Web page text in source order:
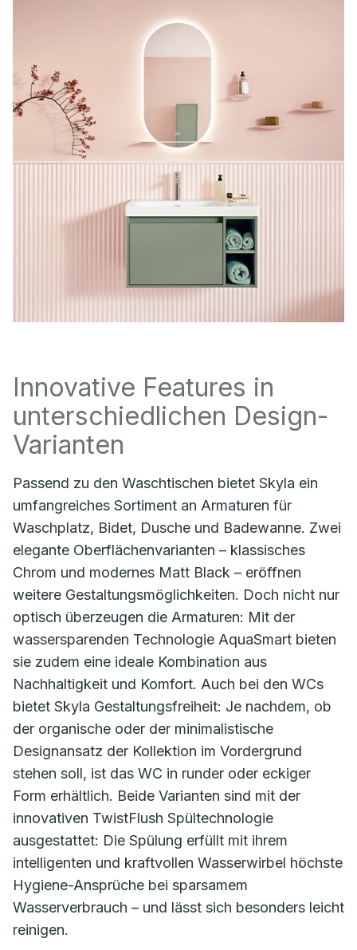
Innovative Features in
unterschiedlichen Design-
Varianten
Passend zu den Waschtischen bietet Skyla ein
umfangreiches Sortiment an Armaturen für
Waschplatz, Bidet, Dusche und Badewanne. Zwei
elegante Oberflächenvarianten – klassisches
Chrom und modernes Matt Black – eröffnen
weitere Gestaltungsmöglichkeiten. Doch nicht nur
optisch überzeugen die Armaturen: Mit der
wassersparenden Technologie AquaSmart bieten
sie zudem eine ideale Kombination aus
Nachhaltigkeit und Komfort. Auch bei den WCs
bietet Skyla Gestaltungsfreiheit: Je nachdem, ob
der organische oder der minimalistische
Designansatz der Kollektion im Vordergrund
stehen soll, ist das WC in runder oder eckiger
Form erhältlich. Beide Varianten sind mit der
innovativen TwistFlush Spültechnologie
ausgestattet: Die Spülung erfüllt mit ihrem
intelligenten und kraftvollen Wasserwirbel höchste
Hygiene-Ansprüche bei sparsamem
Wasserverbrauch – und lässt sich besonders leicht
reinigen.